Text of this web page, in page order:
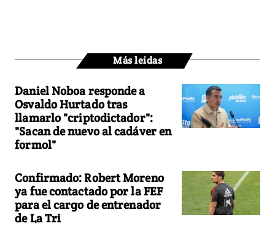
Más leídas
Daniel Noboa responde a
Osvaldo Hurtado tras
llamarlo "criptodictador":
"Sacan de nuevo al cadáver en
formol"
Confirmado: Robert Moreno
ya fue contactado por la FEF
para el cargo de entrenador
de La Tri